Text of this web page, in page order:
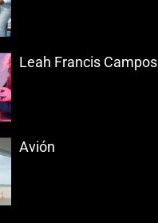
Leah Francis Campos
Avión